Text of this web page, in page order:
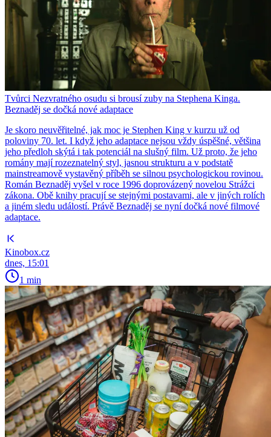
Tvůrci Nezvratného osudu si brousí zuby na Stephena Kinga.
Beznaděj se dočká nové adaptace
Je skoro neuvěřitelné, jak moc je Stephen King v kurzu už od
poloviny 70. let. I když jeho adaptace nejsou vždy úspěšné, většina
jeho předloh skýtá i tak potenciál na slušný film. Už proto, že jeho
romány mají rozeznatelný styl, jasnou strukturu a v podstatě
mainstreamově vystavěný příběh se silnou psychologickou rovinou.
Román Beznaděj vyšel v roce 1996 doprovázený novelou Strážci
zákona. Obě knihy pracují se stejnými postavami, ale v jiných rolích
a jiném sledu událostí. Právě Beznaděj se nyní dočká nové filmové
adaptace.
Kinobox.cz
dnes, 15:01
1 min